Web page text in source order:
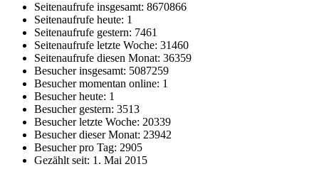
Seitenaufrufe insgesamt: 8670866
Seitenaufrufe heute: 1
Seitenaufrufe gestern: 7461
Seitenaufrufe letzte Woche: 31460
Seitenaufrufe diesen Monat: 36359
Besucher insgesamt: 5087259
Besucher momentan online: 1
Besucher heute: 1
Besucher gestern: 3513
Besucher letzte Woche: 20339
Besucher dieser Monat: 23942
Besucher pro Tag: 2905
Gezählt seit: 1. Mai 2015